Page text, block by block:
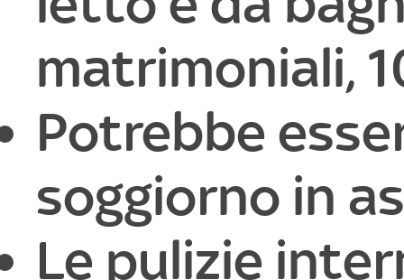
matrimoniali,
Potrebbe
soggiorno in
Le pulizie